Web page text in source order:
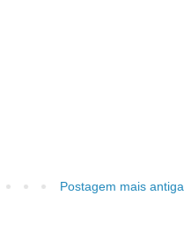
Postagem mais antiga